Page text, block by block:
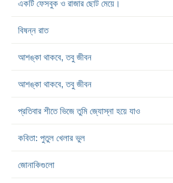
একটি ফেসবুক ও রাজার ছোট মেয়ে।
বিষন্ন রাত
আশঙ্কা থাকবে, তবু জীবন
আশঙ্কা থাকবে, তবু জীবন
প্রতিবার শীতে ভিজে তুমি জ্যোস্না হয়ে যাও
কবিতা: পুতুল খেলার ভুল
জোনাকিগুলো